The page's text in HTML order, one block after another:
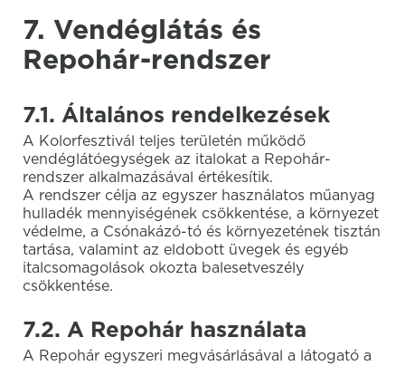
7. Vendéglátás és
Repohár-rendszer
7.1. Általános rendelkezések
A Kolorfesztivál teljes területén működő
vendéglátóegységek az italokat a Repohár-
rendszer alkalmazásával értékesítik.
A rendszer célja az egyszer használatos műanyag
hulladék mennyiségének csökkentése, a környezet
védelme, a Csónakázó-tó és környezetének tisztán
tartása, valamint az eldobott üvegek és egyéb
italcsomagolások okozta balesetveszély
csökkentése.
7.2. A Repohár használata
A Repohár egyszeri megvásárlásával a látogató a